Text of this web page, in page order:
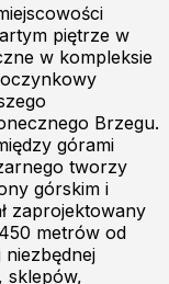
piętrze w
w kompleksie
Brzegu.
górami
tworzy
górskim i
zaprojektowany
metrów od
niezbędnej
sklepów,